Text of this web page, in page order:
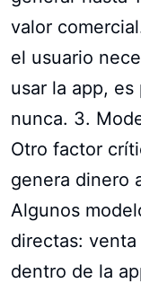
valor
el usuario
usar la app,
nunca. 3.
Otro factor
genera dinero
Algunos
directas:
dentro de la